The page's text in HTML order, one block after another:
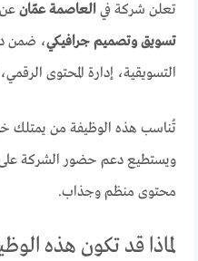
تعلن شركة فيالعاصمة عمّان
تسويق وتصميم جرافيكي، ضمن
التسويقية، إدارة المحتوى
تُناسب هذه الوظيفة من يمتلك
ويستطيع دعم حضور الشركة على
محتوى منظم وجذاب.
لماذا قد تكون هذه